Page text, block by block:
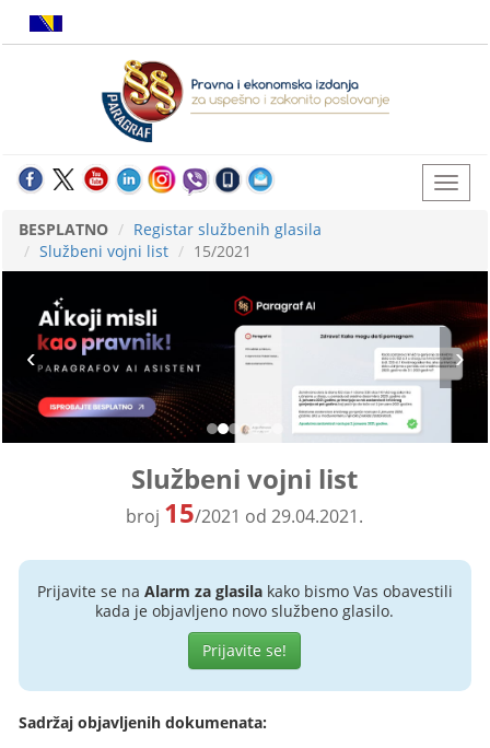
BESPLATNO
Registar službenih glasila
Službeni vojni list
15/2021
Službeni vojni list
broj 15/2021 od 29.04.2021.
Prijavite se na Alarm za glasilakako bismo Vas obavestili
kada je objavljeno novo službeno glasilo.
Prijavite se!
Sadržaj objavljenih dokumenata: